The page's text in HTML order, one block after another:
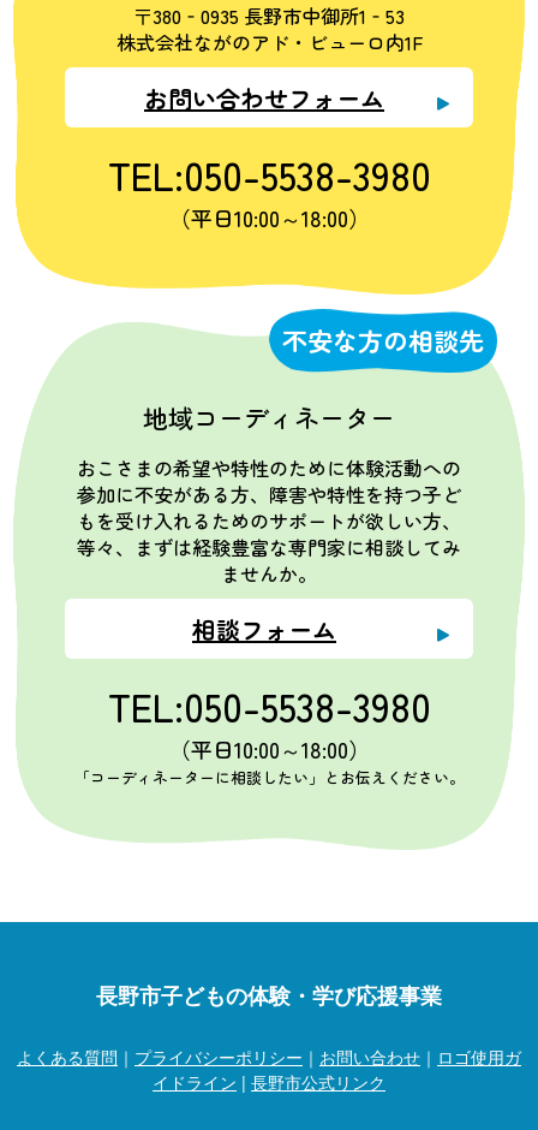
〒380‐0935 長野市中御所1‐53
株式会社ながのアド・ビューロ内1F
お問い合わせフォーム
TEL:050-5538-3980
（平日10:00～18:00）
不安な方の相談先
地域コーディネーター
おこさまの希望や特性のために体験活動への
参加に不安がある方、障害や特性を持つ子ど
もを受け入れるためのサポートが欲しい方、
等々、まずは経験豊富な専門家に相談してみ
ませんか。
相談フォーム
TEL:050-5538-3980
（平日10:00～18:00）
「コーディネーターに相談したい」とお伝えください。
長野市子どもの体験・学び応援事業
よくある質問 ｜ プライバシーポリシー ｜ お問い合わせ ｜ ロゴ使用ガ
イドライン | 長野市公式リンク